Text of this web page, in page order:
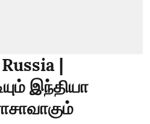
|
இந்தியா